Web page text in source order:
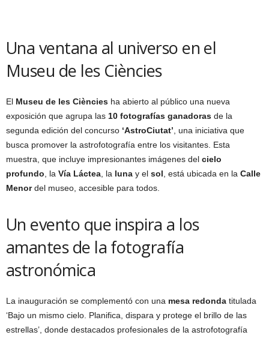
Una ventana al universo en el
Museu de les Ciències
El Museu de les Ciències ha abierto al público una nueva
exposición que agrupa las 10 fotografías ganadoras de la
segunda edición del concurso ‘AstroCiutat’, una iniciativa que
busca promover la astrofotografía entre los visitantes. Esta
muestra, que incluye impresionantes imágenes del cielo
profundo, la Vía Láctea, la luna y el sol, está ubicada en la Calle
Menordel museo, accesible para todos.
Un evento que inspira a los
amantes de la fotografía
astronómica
La inauguración se complementó con una mesa redonda titulada
‘Bajo un mismo cielo. Planifica, dispara y protege el brillo de las
estrellas’, donde destacados profesionales de la astrofotografía